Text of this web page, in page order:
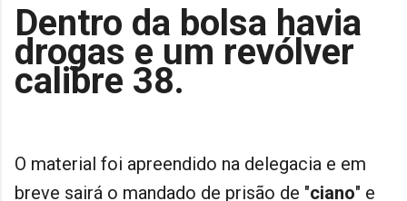
Dentro da bolsa havia
drogas e um revólver
calibre 38.
O material foi apreendido na delegacia e em
breve sairá o mandado de prisão de "ciano" e